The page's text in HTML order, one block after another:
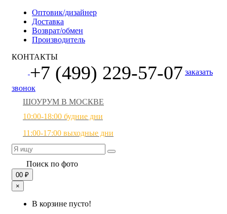
Оптовик/дизайнер
Доставка
Возврат/обмен
Производитель
КОНТАКТЫ
+7 (499) 229-57-07 заказать
звонок
ШОУРУМ В МОСКВЕ
10:00-18:00 будние дни
11:00-17:00 выходные дни
Поиск по фото
00 ₽
×
В корзине пусто!